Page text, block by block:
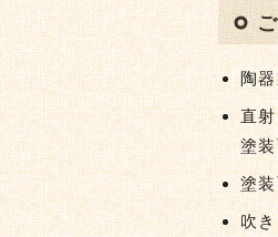
陶
直
塗
塗
吹